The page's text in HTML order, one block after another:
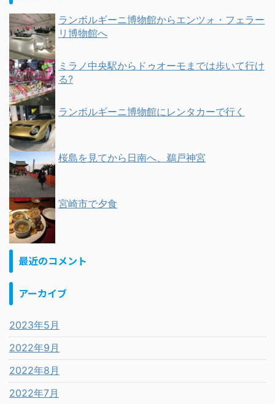
ランボルギーニ博物館からエンツォ・フェラー
リ博物館へ
ミラノ中央駅からドゥオーモまでは歩いて行け
る?
ランボルギーニ博物館にレンタカーで行く
桜島を見てから日南へ、鵜戸神宮
宮崎市で夕食
最近のコメント
アーカイブ
2023年5月
2022年9月
2022年8月
2022年7月